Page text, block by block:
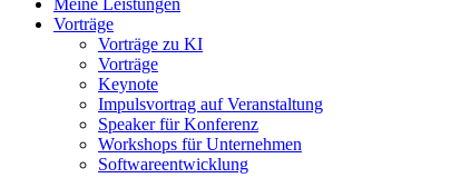
Meine Leistungen
Vorträge
Vorträge zu KI
Vorträge
Keynote
Impulsvortrag auf Veranstaltung
Speaker für Konferenz
Workshops für Unternehmen
Softwareentwicklung